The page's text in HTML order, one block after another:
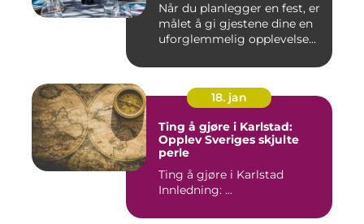
Når du planlegger en fest, er
målet å gi gjestene dine en
uforglemmelig opplevelse...
18. jan
Ting å gjøre i Karlstad:
Opplev Sveriges skjulte
perle
Ting å gjøre i Karlstad
Innledning: ...